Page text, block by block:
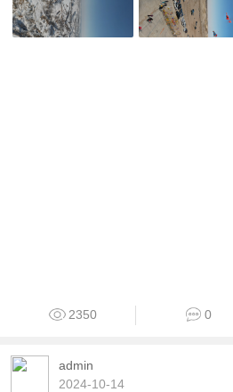
2350 0
admin
2024-10-14